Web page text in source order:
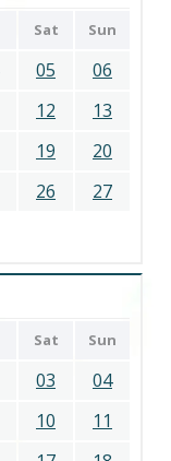
Sat Sun
05
06
12
13
19
20
26
27
Sat Sun
03
04
10
11